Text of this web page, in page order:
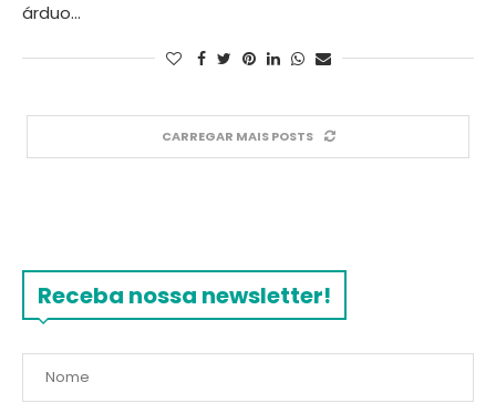
árduo…
CARREGAR MAIS POSTS
Receba nossa newsletter!